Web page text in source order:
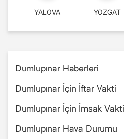
YALOVA YOZGAT
Dumlupınar Haberleri
Dumlupınar İçin İftar Vakti
Dumlupınar İçin İmsak Vakti
Dumlupınar Hava Durumu